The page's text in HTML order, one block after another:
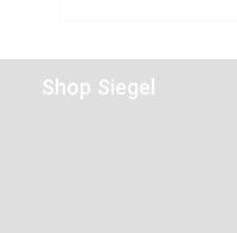
Shop Siegel